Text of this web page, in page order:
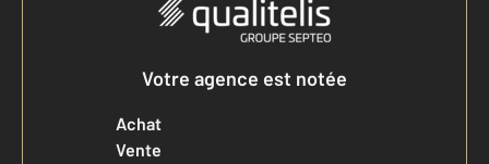
Votre agence est notée
Achat
Vente